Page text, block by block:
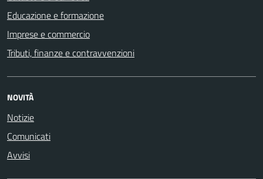
Educazione e formazione
Imprese e commercio
Tributi, finanze e contravvenzioni
NOVITÀ
Notizie
Comunicati
Avvisi